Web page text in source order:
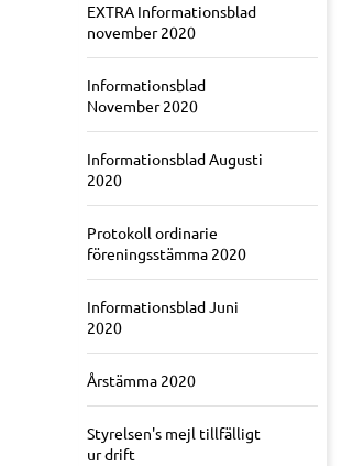
EXTRA Informationsblad
november 2020
Informationsblad
November 2020
Informationsblad Augusti
2020
Protokoll ordinarie
föreningsstämma 2020
Informationsblad Juni
2020
Årstämma 2020
Styrelsen's mejl tillfälligt
ur drift